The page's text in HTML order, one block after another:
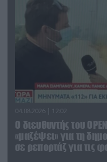
04.08.2026 | 12:02
O διευθυντής του
«μαζέψει» για τη
σε ρεπορτάζ για τις